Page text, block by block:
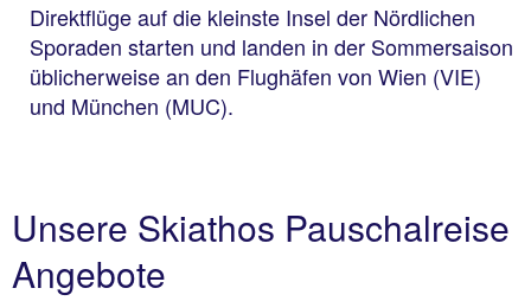
Direktflüge auf die kleinste Insel der Nördlichen
Sporaden starten und landen in der Sommersaison
üblicherweise an den Flughäfen von Wien (VIE)
und München (MUC).
Unsere Skiathos Pauschalreise
Angebote